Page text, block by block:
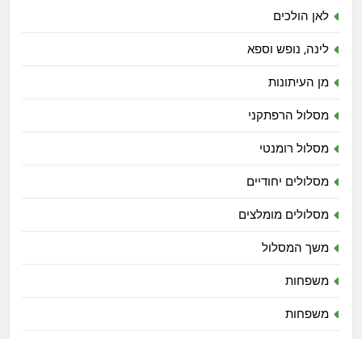
לאן הולכים
לינה, נופש וספא
מן העיתונות
מסלול הרפתקני
מסלול רומנטי
מסלולים יחודיים
מסלולים מומלצים
משך המסלול
משפחות
משפחות